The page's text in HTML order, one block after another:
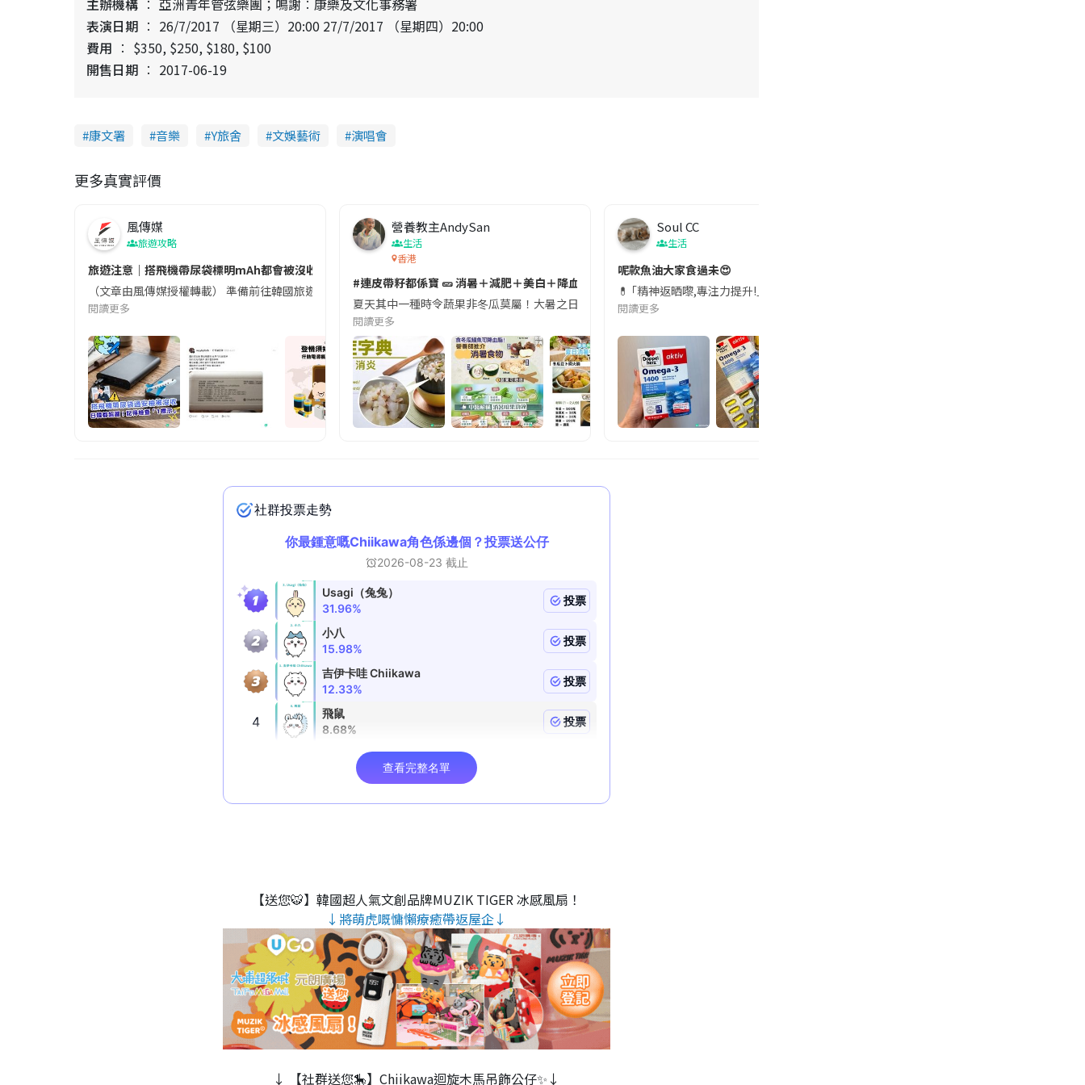
主辦機構
亞洲青年管弦樂團；鳴謝︰康樂及文化事務署
表演日期
26/7/2017 （星期三）20:00 27/7/2017 （星期四）20:00
費用
$350, $250, $180, $100
開售日期
2017-06-19
康文署 音樂 Y旅舍 文娛藝術 演唱會
更多真實評價
風傳媒
旅遊攻略
旅遊注意｜搭飛機帶尿袋標明mAh都會被沒收😱出發前切記檢查「1標示」🚨
（文章由風傳媒授權轉載） 準備前往韓國旅遊的民眾，近期要特別留意隨身行李中的行動電源。一名旅客日前在機場安檢時，明明攜帶的行動電源機身已標示「10000mAh」，卻仍被要求當場
閱讀更多
營養教主AndySan
生活
香港
#連皮帶籽都係寶 🥒 消暑＋減肥＋美白＋降血脂
夏天其中一種時令蔬果非冬瓜莫屬！大暑之日，點都要飲碗冬瓜湯消暑解渴！除了解暑，冬瓜仲有好多鮮為人知嘅好處：減肥、消水腫、降血
閱讀更多
Soul CC
生活
呢款魚油大家食過未😍
💊 ｢精神返晒嚟,專注力提升!｣ 長時間對住電腦､剪片寫稿,成日覺得眼睛乾澀､腦袋好似｢斷
閱讀更多
【送您🐯】韓國超人氣文創品牌MUZIK TIGER 冰感風扇！
↓將萌虎嘅慵懶療癒帶返屋企↓
↓ 【社群送您🎠】Chiikawa迴旋木⾺吊飾公仔✨↓